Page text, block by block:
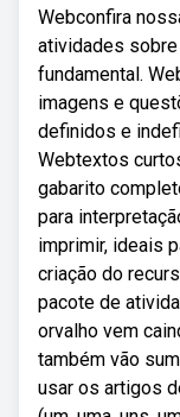
Webconfira
atividades sobre
fundamental.
imagens e
definidos e
Webtextos
gabarito
para
imprimir, ideais
criação do
pacote de
orvalho vem
também vão
usar os artigos